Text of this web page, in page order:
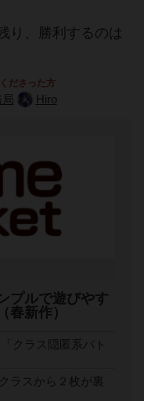
り、勝利するのは
ださった方
Hiro
プルで遊びやす
春新作）
クラス隠匿系バト
ラスから２枚が裏